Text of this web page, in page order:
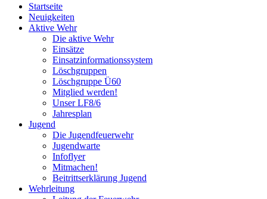
Startseite
Neuigkeiten
Aktive Wehr
Die aktive Wehr
Einsätze
Einsatzinformationssystem
Löschgruppen
Löschgruppe Ü60
Mitglied werden!
Unser LF8/6
Jahresplan
Jugend
Die Jugendfeuerwehr
Jugendwarte
Infoflyer
Mitmachen!
Beitrittserklärung Jugend
Wehrleitung